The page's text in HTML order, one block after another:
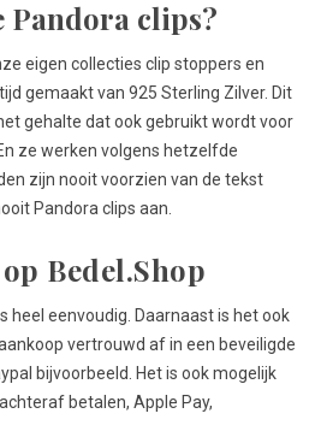
Pandora clips?
eigen collecties clip stoppers en
gemaakt van 925 Sterling Zilver. Dit
gehalte dat ook gebruikt wordt voor
ze werken volgens hetzelfde
zijn nooit voorzien van de tekst
Pandora clips aan.
Bedel.Shop
heel eenvoudig. Daarnaast is het ook
vertrouwd af in een beveiligde
bijvoorbeeld. Het is ook mogelijk
betalen, Apple Pay,